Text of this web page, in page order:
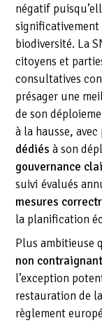
négatif
significativement
biodiversité. La
citoyens et
consultatives
présager une
de son
à la hausse,
dédiés à son
gouvernance
suivi évalués
mesures
la planification
Plus ambitieuse
non
l’exception
restauration de
règlement